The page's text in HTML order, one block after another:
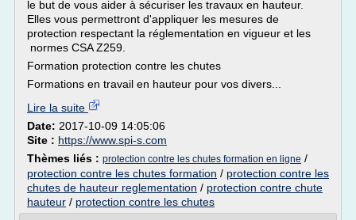
le but de vous aider à sécuriser les travaux en hauteur.
Elles vous permettront d'appliquer les mesures de
protection respectant la réglementation en vigueur et les
normes CSA Z259.
Formation protection contre les chutes
Formations en travail en hauteur pour vos divers...
Lire la suite
Date: 2017-10-09 14:05:06
Site : https://www.spi-s.com
Thèmes liés : protection contre les chutes formation en ligne /
protection contre les chutes formation / protection contre les
chutes de hauteur reglementation / protection contre chute
hauteur / protection contre les chutes